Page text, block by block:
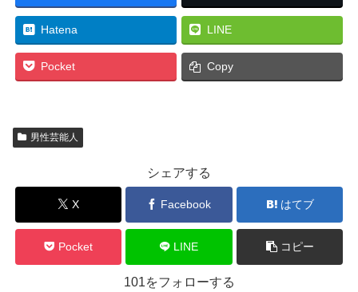
Hatena LINE
Pocket Copy
男性芸能人
シェアする
X Facebook はてブ
Pocket LINE コピー
101をフォローする